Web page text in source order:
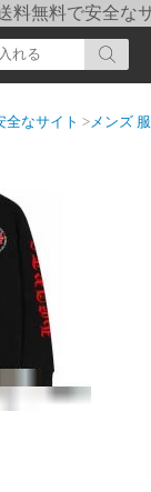
料無料で安全な
なサイト >メンズ 服